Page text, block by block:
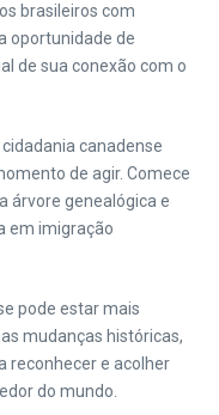
brasileiros com
oportunidade de
de sua conexão com o
canadense
de agir. Comece
árvore genealógica e
em imigração
pode estar mais
mudanças históricas,
reconhecer e acolher
do mundo.